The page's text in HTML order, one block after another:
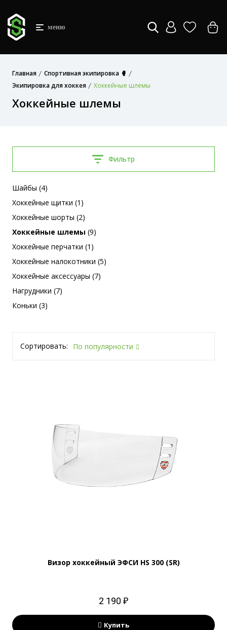
меню
Главная
Спортивная экипировка 🥊
Экипировка для хоккея
Хоккейные шлемы
Хоккейные шлемы
Фильтр
Шайбы (4)
Хоккейные щитки (1)
Хоккейные шорты (2)
Хоккейные шлемы (9)
Хоккейные перчатки (1)
Хоккейные налокотники (5)
Хоккейные аксессуары (7)
Нагрудники (7)
Коньки (3)
Сортировать: По популярности
Визор хоккейный ЭФСИ HS 300 (SR)
2 190 ₽
Купить